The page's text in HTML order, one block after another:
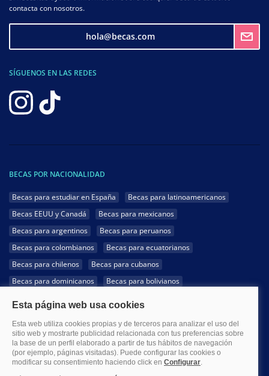
contacta con nosotros.
hola@becas.com
SÍGUENOS EN LAS REDES
BECAS POR NACIONALIDAD
Becas para estudiar en España
Becas para latinoamericanos
Becas EEUU y Canadá
Becas para mexicanos
Becas para argentinos
Becas para peruanos
Becas para colombianos
Becas para ecuatorianos
Becas para chilenos
Becas para cubanos
Becas para dominicanos
Becas para bolivianos
Becas para hondureños
Becas para paraguayos
Becas para uruguayos
Becas para salvadoreños